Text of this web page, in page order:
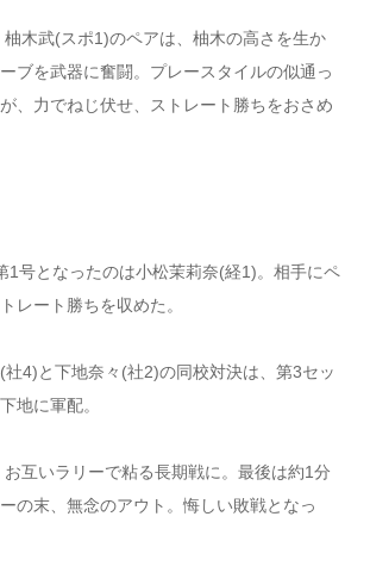
柚木武(スポ1)のペアは、柚木の高さを生か
ブを武器に奮闘。プレースタイルの似通っ
、力でねじ伏せ、ストレート勝ちをおさめ
1号となったのは小松茉莉奈(経1)。相手にペ
レート勝ちを収めた。
社4)と下地奈々(社2)の同校対決は、第3セッ
地に軍配。
お互いラリーで粘る長期戦に。最後は約1分
の末、無念のアウト。悔しい敗戦となっ